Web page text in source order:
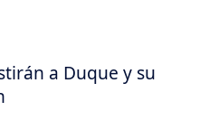
a Duque y su